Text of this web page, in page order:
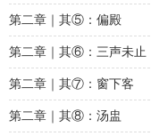
第二章｜其⑤：偏殿
第二章｜其⑥：三声未止
第二章｜其⑦：窗下客
第二章｜其⑧：汤盅